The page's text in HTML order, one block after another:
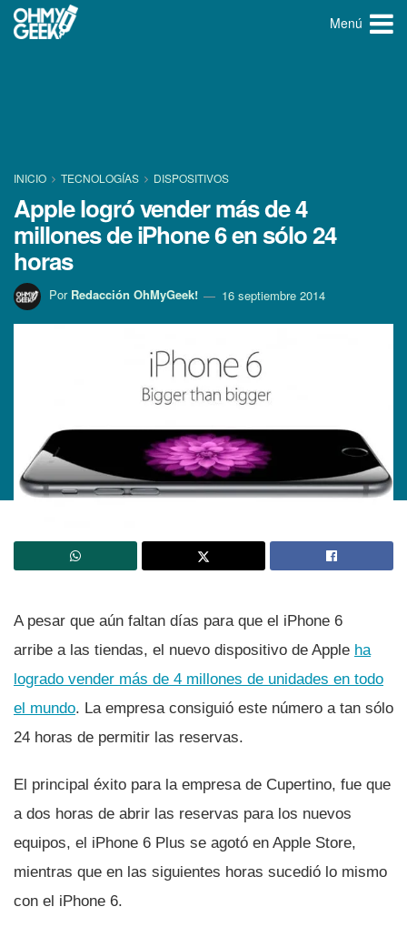
Menú
INICIO TECNOLOGÍ­AS DISPOSITIVOS
Apple logró vender más de 4
millones de iPhone 6 en sólo 24
horas
Por Redacción OhMyGeek! 16 septiembre 2014
A pesar que aún faltan dí­as para que el iPhone 6
arribe a las tiendas, el nuevo dispositivo de Apple ha
logrado vender más de 4 millones de unidades en todo
el mundo. La empresa consiguió este número a tan sólo
24 horas de permitir las reservas.
El principal éxito para la empresa de Cupertino, fue que
a dos horas de abrir las reservas para los nuevos
equipos, el iPhone 6 Plus se agotó en Apple Store,
mientras que en las siguientes horas sucedió lo mismo
con el iPhone 6.